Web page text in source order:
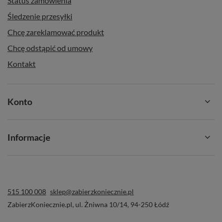
Śledzenie przesyłki
Chcę zareklamować produkt
Chcę odstąpić od umowy
Kontakt
Konto
Informacje
515 100 008 sklep@zabierzkoniecznie.pl
ZabierzKoniecznie.pl, ul. Żniwna 10/14, 94-250Łódź